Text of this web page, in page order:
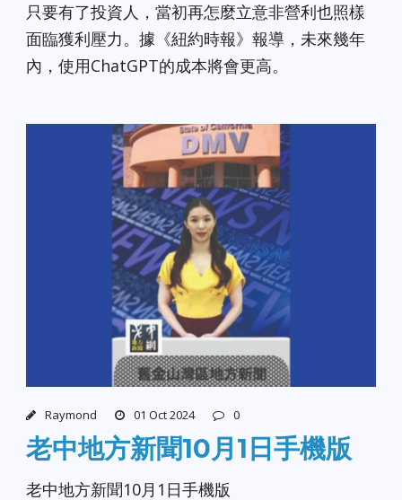
只要有了投資人，當初再怎麼立意非營利也照樣
面臨獲利壓力。據《紐約時報》報導，未來幾年
內，使用ChatGPT的成本將會更高。
Raymond 01 Oct 2024 0
老中地方新聞10月1日手機版
老中地方新聞10月1日手機版